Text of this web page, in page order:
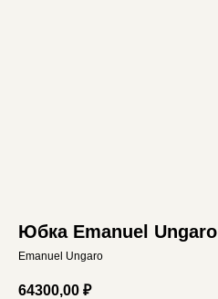
Юбка Emanuel Ungaro
Emanuel Ungaro
64300,00 ₽